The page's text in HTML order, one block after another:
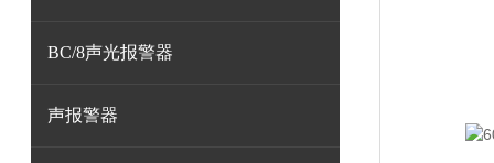
BC/8声光报警器
声报警器